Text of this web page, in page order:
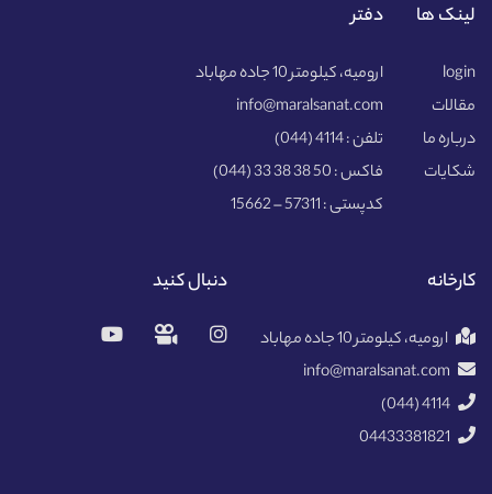
لینک ها
login
مقالات
درباره ما
شکایات
دفتر
ارومیه، کیلومتر 10 جاده مهاباد
info@maralsanat.com
تلفن :(044) 4114
فاکس :(044) 33 38 38 50
کدپستی :15662 – 57311
کارخانه
ارومیه، کیلومتر 10 جاده مهاباد
info@maralsanat.com
4114 (044)
04433381821
دنبال کنید